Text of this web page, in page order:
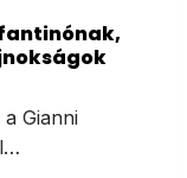
Gianni